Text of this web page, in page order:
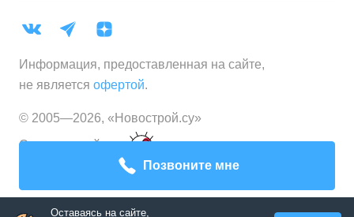
Позвоните мне
Информация, предоставленная на сайте,
не является офертой.
© 2005—2026, «Новострой.су»
Создание сайта
Оставаясь на сайте,